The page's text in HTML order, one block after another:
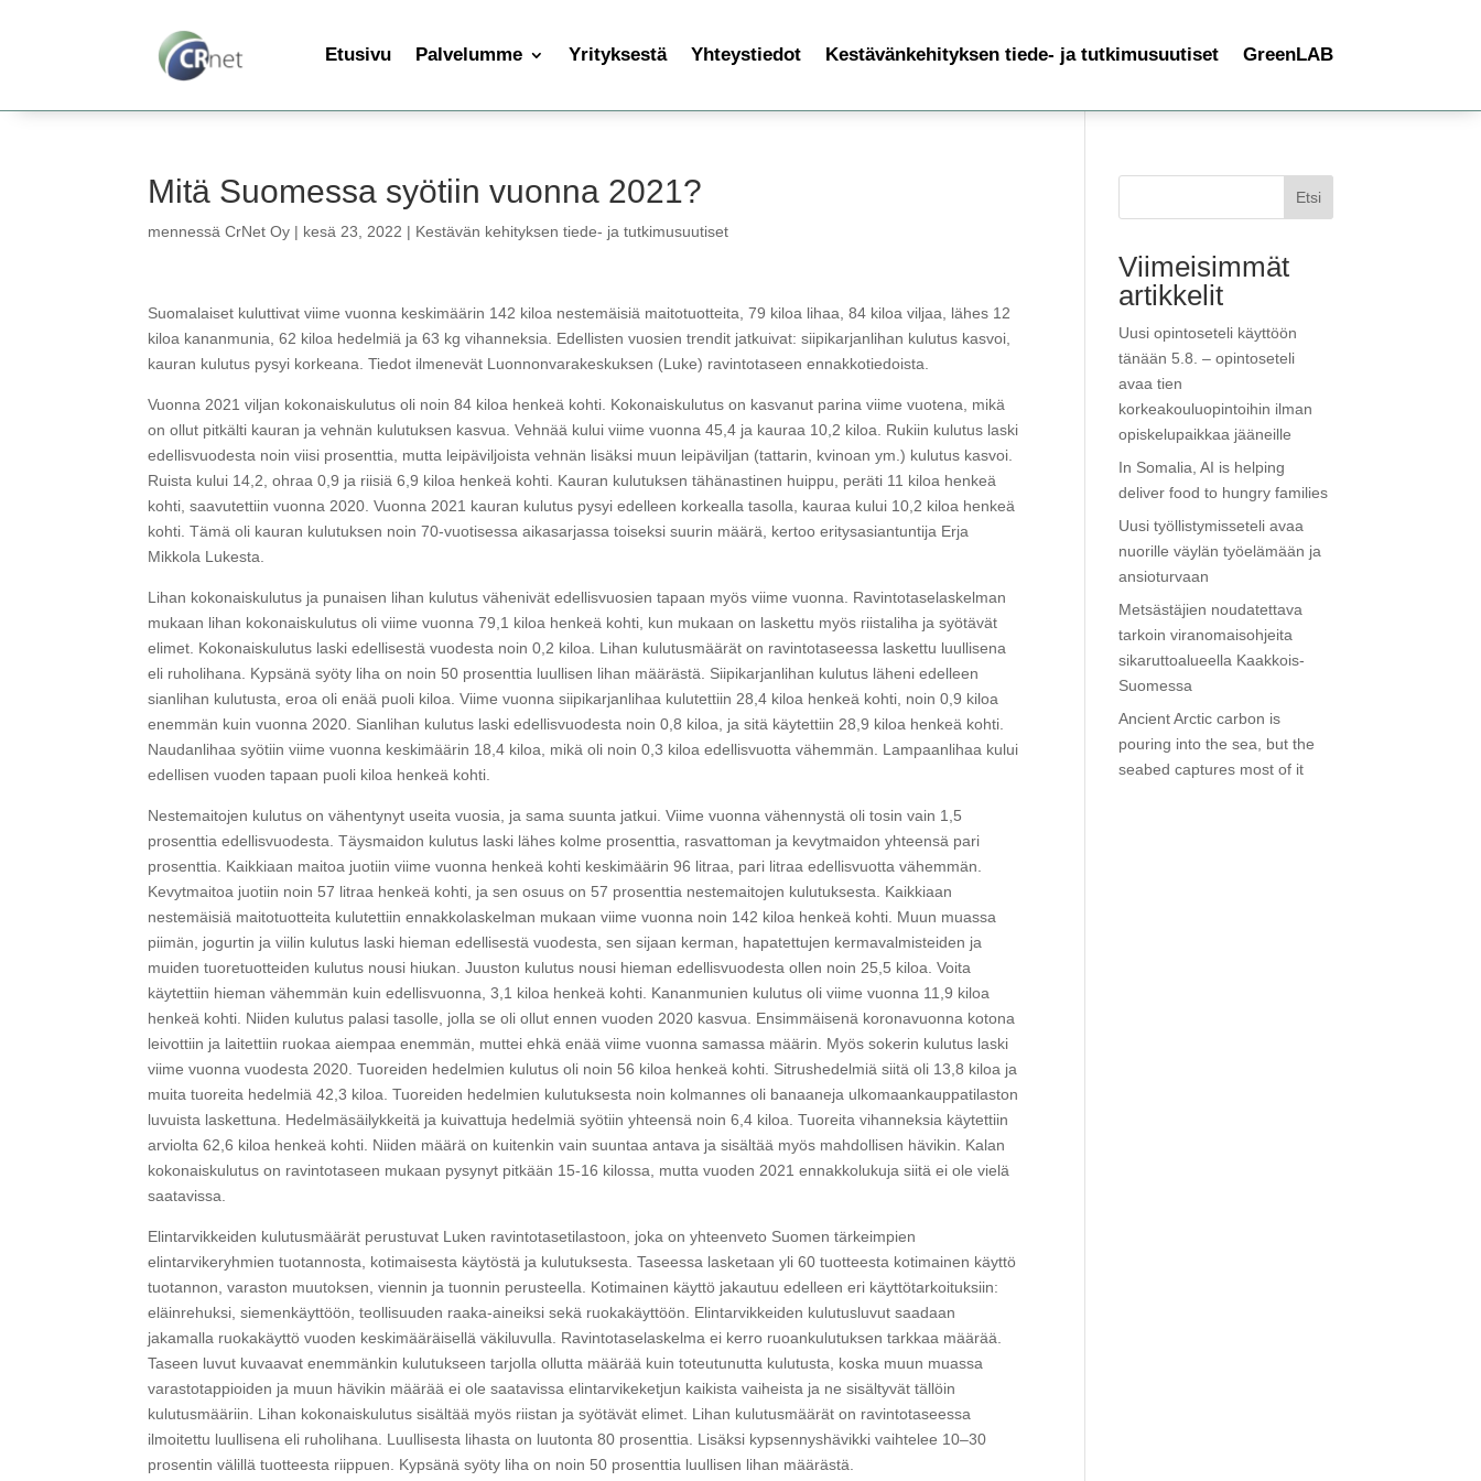
Etusivu Palvelumme Yrityksestä Yhteystiedot Kestävänkehityksen tiede- ja tutkimusuutiset GreenLAB
Mitä Suomessa syötiin vuonna 2021?
mennessäCrNet Oy | kesä 23, 2022 | Kestävän kehityksen tiede- ja tutkimusuutiset
Suomalaiset kuluttivat viime vuonna keskimäärin 142 kiloa nestemäisiä maitotuotteita, 79 kiloa lihaa, 84 kiloa viljaa, lähes 12
kiloa kananmunia, 62 kiloa hedelmiä ja 63 kg vihanneksia. Edellisten vuosien trendit jatkuivat: siipikarjanlihan kulutus kasvoi,
kauran kulutus pysyi korkeana. Tiedot ilmenevät Luonnonvarakeskuksen (Luke) ravintotaseen ennakkotiedoista.
Vuonna 2021 viljan kokonaiskulutus oli noin 84 kiloa henkeä kohti. Kokonaiskulutus on kasvanut parina viime vuotena, mikä
on ollut pitkälti kauran ja vehnän kulutuksen kasvua. Vehnää kului viime vuonna 45,4 ja kauraa 10,2 kiloa. Rukiin kulutus laski
edellisvuodesta noin viisi prosenttia, mutta leipäviljoista vehnän lisäksi muun leipäviljan (tattarin, kvinoan ym.) kulutus kasvoi.
Ruista kului 14,2, ohraa 0,9 ja riisiä 6,9 kiloa henkeä kohti. Kauran kulutuksen tähänastinen huippu, peräti 11 kiloa henkeä
kohti, saavutettiin vuonna 2020. Vuonna 2021 kauran kulutus pysyi edelleen korkealla tasolla, kauraa kului 10,2 kiloa henkeä
kohti. Tämä oli kauran kulutuksen noin 70-vuotisessa aikasarjassa toiseksi suurin määrä, kertoo eritysasiantuntija Erja
Mikkola Lukesta.
Lihan kokonaiskulutus ja punaisen lihan kulutus vähenivät edellisvuosien tapaan myös viime vuonna. Ravintotaselaskelman
mukaan lihan kokonaiskulutus oli viime vuonna 79,1 kiloa henkeä kohti, kun mukaan on laskettu myös riistaliha ja syötävät
elimet. Kokonaiskulutus laski edellisestä vuodesta noin 0,2 kiloa. Lihan kulutusmäärät on ravintotaseessa laskettu luullisena
eli ruholihana. Kypsänä syöty liha on noin 50 prosenttia luullisen lihan määrästä. Siipikarjanlihan kulutus läheni edelleen
sianlihan kulutusta, eroa oli enää puoli kiloa. Viime vuonna siipikarjanlihaa kulutettiin 28,4 kiloa henkeä kohti, noin 0,9 kiloa
enemmän kuin vuonna 2020. Sianlihan kulutus laski edellisvuodesta noin 0,8 kiloa, ja sitä käytettiin 28,9 kiloa henkeä kohti.
Naudanlihaa syötiin viime vuonna keskimäärin 18,4 kiloa, mikä oli noin 0,3 kiloa edellisvuotta vähemmän. Lampaanlihaa kului
edellisen vuoden tapaan puoli kiloa henkeä kohti.
Nestemaitojen kulutus on vähentynyt useita vuosia, ja sama suunta jatkui. Viime vuonna vähennystä oli tosin vain 1,5
prosenttia edellisvuodesta. Täysmaidon kulutus laski lähes kolme prosenttia, rasvattoman ja kevytmaidon yhteensä pari
prosenttia. Kaikkiaan maitoa juotiin viime vuonna henkeä kohti keskimäärin 96 litraa, pari litraa edellisvuotta vähemmän.
Kevytmaitoa juotiin noin 57 litraa henkeä kohti, ja sen osuus on 57 prosenttia nestemaitojen kulutuksesta. Kaikkiaan
nestemäisiä maitotuotteita kulutettiin ennakkolaskelman mukaan viime vuonna noin 142 kiloa henkeä kohti. Muun muassa
piimän, jogurtin ja viilin kulutus laski hieman edellisestä vuodesta, sen sijaan kerman, hapatettujen kermavalmisteiden ja
muiden tuoretuotteiden kulutus nousi hiukan. Juuston kulutus nousi hieman edellisvuodesta ollen noin 25,5 kiloa. Voita
käytettiin hieman vähemmän kuin edellisvuonna, 3,1 kiloa henkeä kohti. Kananmunien kulutus oli viime vuonna 11,9 kiloa
henkeä kohti. Niiden kulutus palasi tasolle, jolla se oli ollut ennen vuoden 2020 kasvua. Ensimmäisenä koronavuonna kotona
leivottiin ja laitettiin ruokaa aiempaa enemmän, muttei ehkä enää viime vuonna samassa määrin. Myös sokerin kulutus laski
viime vuonna vuodesta 2020. Tuoreiden hedelmien kulutus oli noin 56 kiloa henkeä kohti. Sitrushedelmiä siitä oli 13,8 kiloa ja
muita tuoreita hedelmiä 42,3 kiloa. Tuoreiden hedelmien kulutuksesta noin kolmannes oli banaaneja ulkomaankauppatilaston
luvuista laskettuna. Hedelmäsäilykkeitä ja kuivattuja hedelmiä syötiin yhteensä noin 6,4 kiloa. Tuoreita vihanneksia käytettiin
arviolta 62,6 kiloa henkeä kohti. Niiden määrä on kuitenkin vain suuntaa antava ja sisältää myös mahdollisen hävikin. Kalan
kokonaiskulutus on ravintotaseen mukaan pysynyt pitkään 15­-16 kilossa, mutta vuoden 2021 ennakkolukuja siitä ei ole vielä
saatavissa.
Elintarvikkeiden kulutusmäärät perustuvat Luken ravintotasetilastoon, joka on yhteenveto Suomen tärkeimpien
elintarvikeryhmien tuotannosta, kotimaisesta käytöstä ja kulutuksesta. Taseessa lasketaan yli 60 tuotteesta koti­mainen käyttö
tuotannon, varaston muutoksen, viennin ja tuonnin perusteella. Kotimainen käyttö jakautuu edelleen eri käyttötarkoituksiin:
eläinrehuksi, siemenkäyttöön, teollisuuden raaka-aineiksi sekä ruoka­käyttöön. Elintarvikkeiden kulutusluvut saadaan
jakamalla ruokakäyttö vuoden keskimääräisellä väkiluvulla. Ravintotaselaskelma ei kerro ruoankulutuksen tarkkaa määrää.
Taseen luvut kuvaavat enemmänkin kulutukseen tarjolla ollutta määrää kuin toteutunutta kulutusta, koska muun muassa
varastotappioiden ja muun hävikin määrää ei ole saatavissa elintarvikeketjun kaikista vaiheista ja ne sisältyvät tällöin
kulutusmääriin. Lihan kokonaiskulutus sisältää myös riistan ja syötävät elimet. Lihan kulutusmäärät on ravintotaseessa
ilmoitettu luullisena eli ruholihana. Luullisesta lihasta on luutonta 80 prosenttia. Lisäksi kypsennyshävikki vaihtelee 10–30
prosentin välillä tuotteesta riippuen. Kypsänä syöty liha on noin 50 prosenttia luullisen lihan määrästä.
Etsi
Viimeisimmät
artikkelit
Uusi opintoseteli käyttöön
tänään 5.8. – opintoseteli
avaa tien
korkeakouluopintoihin ilman
opiskelupaikkaa jääneille
In Somalia, AI is helping
deliver food to hungry families
Uusi työllistymisseteli avaa
nuorille väylän työelämään ja
ansioturvaan
Metsästäjien noudatettava
tarkoin viranomaisohjeita
sikaruttoalueella Kaakkois-
Suomessa
Ancient Arctic carbon is
pouring into the sea, but the
seabed captures most of it